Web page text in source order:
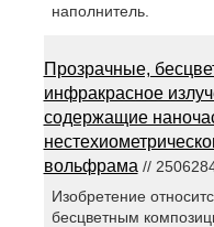
наполнитель.
Прозрачные,
инфракрасное
содержащие
вольфрама //
Изобретение
бесцветным